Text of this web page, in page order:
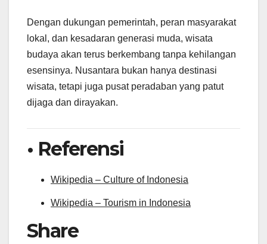
Dengan dukungan pemerintah, peran masyarakat
lokal, dan kesadaran generasi muda, wisata
budaya akan terus berkembang tanpa kehilangan
esensinya. Nusantara bukan hanya destinasi
wisata, tetapi juga pusat peradaban yang patut
dijaga dan dirayakan.
• Referensi
Wikipedia – Culture of Indonesia
Wikipedia – Tourism in Indonesia
Share